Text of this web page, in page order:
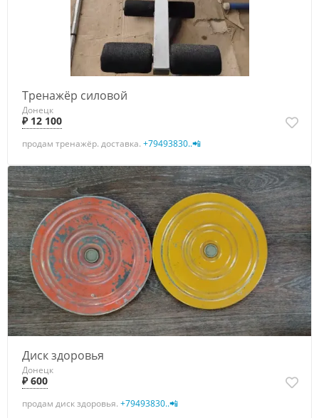
Тренажёр силовой
Донецк
₽ 12 100
продам тренажёр. доставка. +79493830..📲
Диск здоровья
Донецк
₽ 600
продам диск здоровья. +79493830..📲